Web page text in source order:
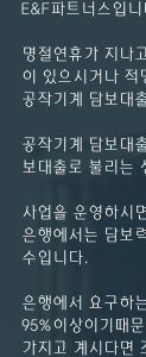
E&F파트너스입니
명절연휴가 지나
이 있으시거나 적
공작기계 담보대
공작기계 담보대
보대출로 불리는
사업을 운영하시
은행에서는 담보
수입니다.
은행에서 요구하
95%이상이기때
가지고 계시다면